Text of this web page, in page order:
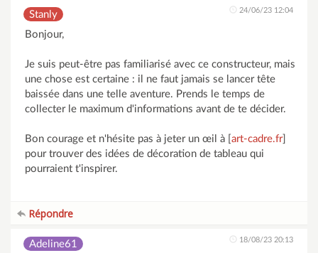
Stanly 24/06/23 12:04
Bonjour,
Je suis peut-être pas familiarisé avec ce constructeur, mais
une chose est certaine : il ne faut jamais se lancer tête
baissée dans une telle aventure. Prends le temps de
collecter le maximum d'informations avant de te décider.
Bon courage et n'hésite pas à jeter un œil à [ art-cadre.fr]
pour trouver des idées de décoration de tableau qui
pourraient t'inspirer.
Répondre
Adeline61 18/08/23 20:13